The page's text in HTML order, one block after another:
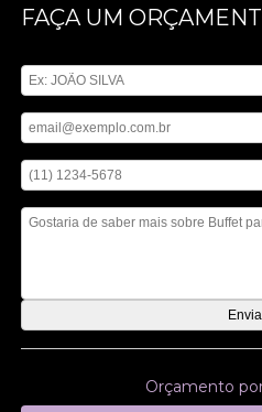
FAÇA UM
Orçamento